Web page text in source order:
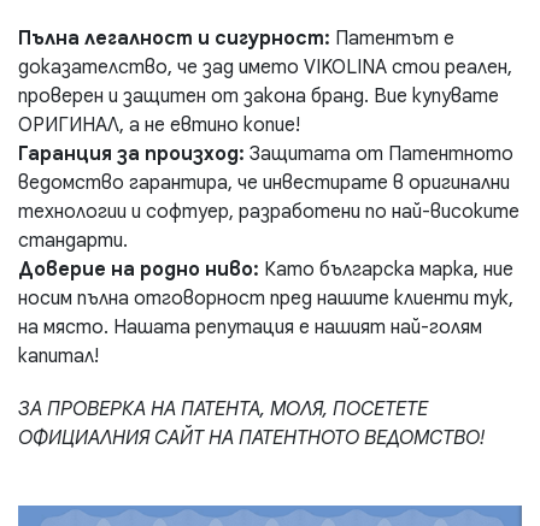
Пълна легалност и сигурност: Патентът е
доказателство, че зад името VIKOLINA стои реален,
проверен и защитен от закона бранд. Вие купувате
ОРИГИНАЛ, а не евтино копие!
Гаранция за произход: Защитата от Патентното
ведомство гарантира, че инвестирате в оригинални
технологии и софтуер, разработени по най-високите
стандарти.
Доверие на родно ниво: Като българска марка, ние
носим пълна отговорност пред нашите клиенти тук,
на място. Нашата репутация е нашият най-голям
капитал!
ЗА ПРОВЕРКА НА ПАТЕНТА, МОЛЯ, ПОСЕТЕТЕ
ОФИЦИАЛНИЯ САЙТ НА ПАТЕНТНОТО ВЕДОМСТВО!